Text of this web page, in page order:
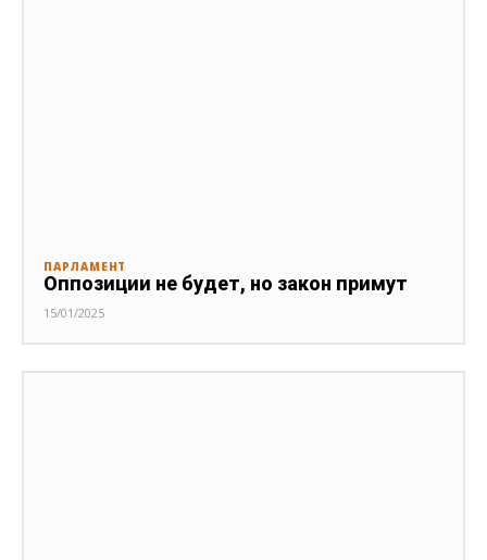
ПАРЛАМЕНТ
Оппозиции не будет, но закон примут
15/01/2025